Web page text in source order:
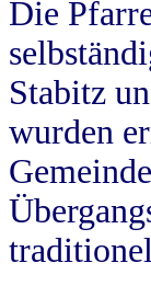
Die
Stabitz
wurden